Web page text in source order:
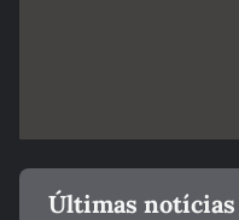
Últimas notícias